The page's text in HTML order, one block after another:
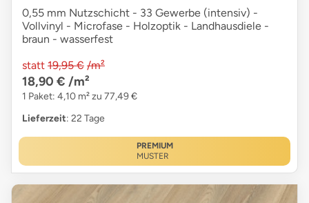
0,55 mm Nutzschicht - 33 Gewerbe (intensiv) -
Vollvinyl - Microfase - Holzoptik - Landhausdiele -
braun - wasserfest
statt 19,95 € /m²
18,90 € /m²
1 Paket: 4,10 m² zu 77,49 €
Lieferzeit: 22 Tage
PREMIUM
MUSTER